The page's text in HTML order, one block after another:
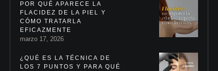
POR QUÉ APARECE LA
FLACIDEZ DE LA PIEL Y
CÓMO TRATARLA
EFICAZMENTE
marzo 17, 2026
¿QUÉ ES LA TÉCNICA DE
LOS 7 PUNTOS Y PARA QUÉ